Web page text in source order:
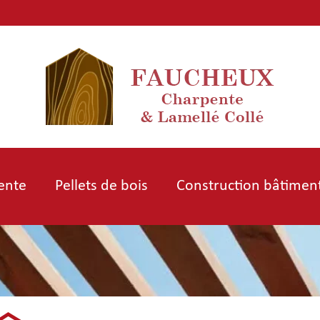
Pellets de bois Construction